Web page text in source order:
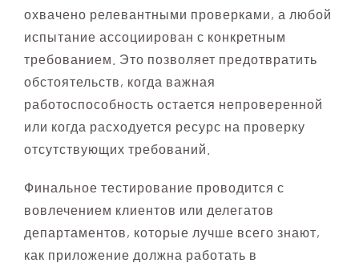
охвачено релевантными проверками, а любой
испытание ассоциирован с конкретным
требованием. Это позволяет предотвратить
обстоятельств, когда важная
работоспособность остается непроверенной
или когда расходуется ресурс на проверку
отсутствующих требований.
Финальное тестирование проводится с
вовлечением клиентов или делегатов
департаментов, которые лучше всего знают,
как приложение должна работать в